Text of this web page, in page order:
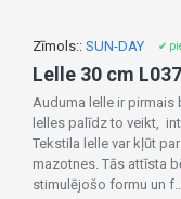
Zīmols:: SUN-DAY ✔
Lelle 30 cm
Auduma lelle ir
lelles palīdz to veikt,
Tekstila lelle var kļūt
mazotnes. Tās attīsta
stimulējošo formu un f..